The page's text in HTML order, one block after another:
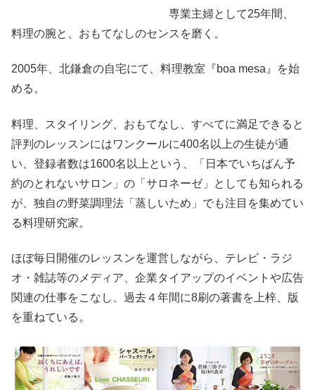
専業主婦として25年間、
料理の腕と、おもてなしのセンスを磨く。
2005年、北鎌倉の自宅にて、料理教室『boa mesa』を始
める。
料理、スタイリング、おもてなし、すべてに満足できると
評判のレッスンにはワンクールに400名以上の生徒が通
い、登録者数は1600名以上という、「日本でいちばん予
約のとれないサロン」の「サロネーゼ」としても知られる
が、独自の野菜調理法「蒸しいため」でも注目を集めてい
る料理研究家。
ほぼ毎日開催のレッスンを運営しながら、テレビ・ラジ
オ・雑誌等のメディア、企業タイアップのイベントや広告
関連の仕事をこなし、過去４年間に8刷の著書を上梓、版
を重ねている。